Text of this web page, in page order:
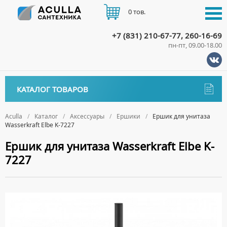
Aculla Каталог Аксессуары Ершики
Ершик для унитаза
Wasserkraft Elbe K-7227
Ершик для унитаза Wasserkraft Elbe K-
7227
КАТАЛОГ ТОВАРОВ
ДИСПЕНСЕРЫ
ДОЗАТОРЫ ДЛЯ МЫЛА
ЕРШИКИ
+7 (831) 210-67-77, 260-16-69
пн-пт, 09.00-18.00
0 тов.
ДОСТАВКА
ОПЛАТА